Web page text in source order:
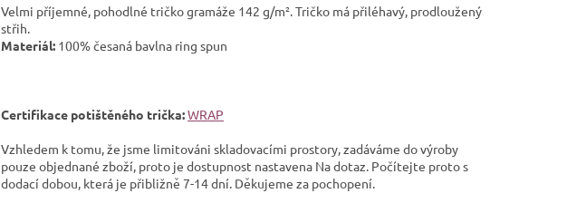
Velmi příjemné, pohodlné tričko gramáže 142 g/m². Tričko má přiléhavý, prodloužený
střih.
Materiál: 100% česaná bavlna ring spun
Certifikace potištěného trička:WRAP
Vzhledem k tomu, že jsme limitováni skladovacími prostory, zadáváme do výroby
pouze objednané zboží, proto je dostupnost nastavena Na dotaz. Počítejte proto s
dodací dobou, která je přibližně 7-14 dní. Děkujeme za pochopení.